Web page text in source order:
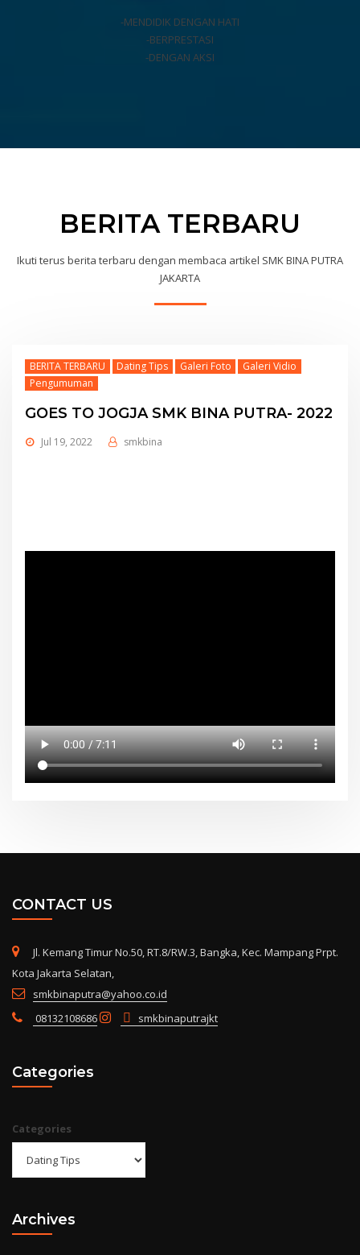
-MENDIDIK DENGAN HATI
-BERPRESTASI
-DENGAN AKSI
BERITA TERBARU
Ikuti terus berita terbaru dengan membaca artikel SMK BINA PUTRA
JAKARTA
BERITA TERBARU Dating Tips Galeri Foto
Galeri Vidio
Pengumuman
GOES TO JOGJA SMK BINA PUTRA- 2022
Jul 19, 2022 smkbina
CONTACT US
Jl. Kemang Timur No.50, RT.8/RW.3, Bangka, Kec. Mampang Prpt.
Kota Jakarta Selatan,
smkbinaputra@yahoo.co.id
08132108686
smkbinaputrajkt
Categories
Categories
Archives